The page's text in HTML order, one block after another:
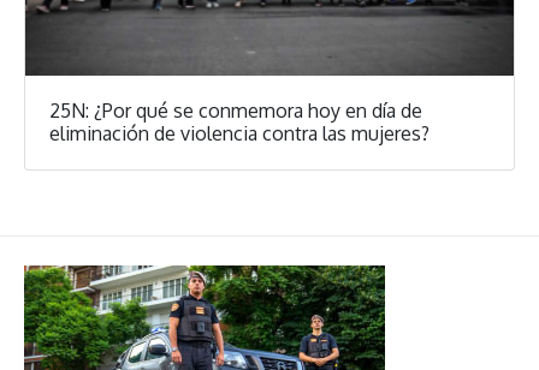
25N: ¿Por qué se conmemora hoy en día de
eliminación de violencia contra las mujeres?